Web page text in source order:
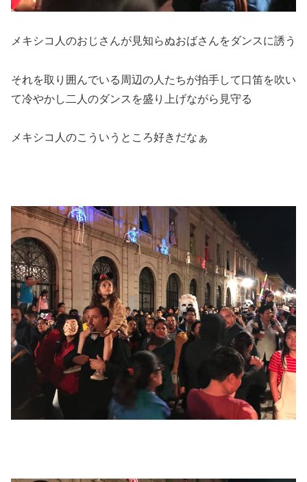
メキシコ人のおじさんが見知らぬおばさんをダンスに誘う
それを取り囲んでいる周辺の人たちが拍手して口笛を吹い
て冷やかし二人のダンスを盛り上げながら見守る
メキシコ人のこういうところ好きだなぁ